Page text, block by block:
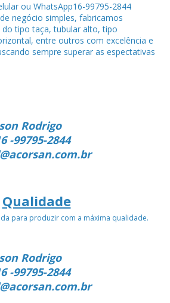
ou WhatsApp16-99795-2844
negócio simples, fabricamos
tipo taça, tubular alto, tipo
entre outros com excelência e
sempre superar as espectativas
Rodrigo
-99795-2844
Qualidade
para produzir com a máxima qualidade.
Rodrigo
-99795-2844